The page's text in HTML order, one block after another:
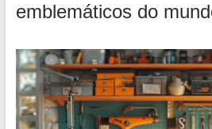
emblemáticos do